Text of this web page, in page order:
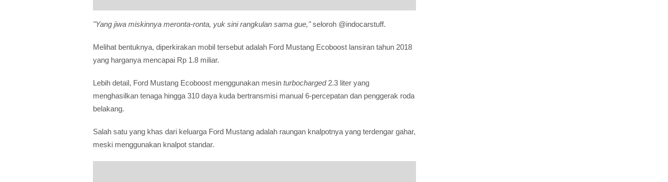
"Yang jiwa miskinnya meronta-ronta, yuk sini rangkulan sama gue,"seloroh @indocarstuff.
Melihat bentuknya, diperkirakan mobil tersebut adalah Ford Mustang Ecoboost lansiran tahun 2018
yang harganya mencapai Rp 1.8 miliar.
Lebih detail, Ford Mustang Ecoboost menggunakan mesin turbocharged2.3 liter yang
menghasilkan tenaga hingga 310 daya kuda bertransmisi manual 6-percepatan dan penggerak roda
belakang.
Salah satu yang khas dari keluarga Ford Mustang adalah raungan knalpotnya yang terdengar gahar,
meski menggunakan knalpot standar.